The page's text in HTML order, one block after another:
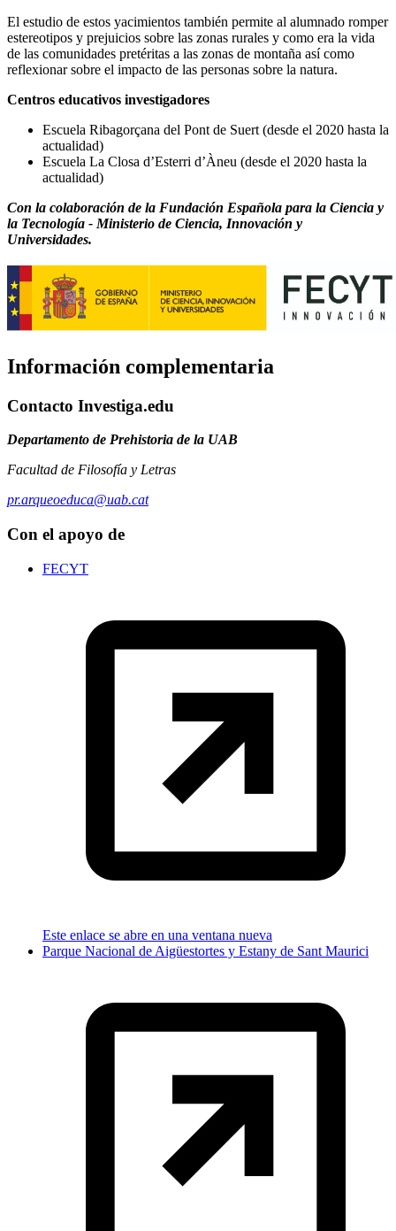
El estudio de estos yacimientos también permite al alumnado romper
estereotipos y prejuicios sobre las zonas rurales y como era la vida
de las comunidades pretéritas a las zonas de montaña así como
reflexionar sobre el impacto de las personas sobre la natura.
Centros educativos investigadores
Escuela Ribagorçana del Pont de Suert (desde el 2020 hasta la
actualidad)
Escuela La Closa d’Esterri d’Àneu (desde el 2020 hasta la
actualidad)
Con la colaboración de la Fundación Española para la Ciencia y
la Tecnología - Ministerio de Ciencia, Innovación y
Universidades.
Información complementaria
Contacto Investiga.edu
Departamento de Prehistoria de la UAB
Facultad de Filosofía y Letras
pr.arqueoeduca@uab.cat
Con el apoyo de
FECYT
Este enlace se abre en una ventana nueva
Parque Nacional de Aigüestortes y Estany de Sant Maurici